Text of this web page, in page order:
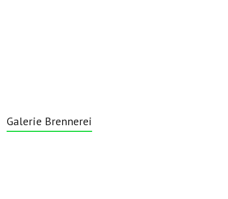
Galerie Brennerei